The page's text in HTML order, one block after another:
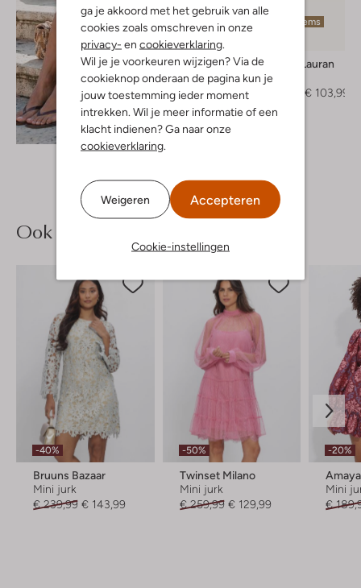
ga je akkoord met het gebruik van alle
cookies zoals omschreven in onze
privacy- en cookieverklaring.
Wil je je voorkeuren wijzigen? Via de
cookieknop onderaan de pagina kun je
jouw toestemming ieder moment
intrekken. Wil je meer informatie of een
klacht indienen? Ga naar onze
cookieverklaring.
Weigeren Accepteren
Cookie-instellingen
Ontdek de look
Laatste items
Stefano Lauran
Muiltjes
€ 103,99
Ook iets voor jou?
-40%
Bruuns Bazaar
Mini jurk
€ 239,99 € 143,99
-50%
Twinset Milano
Mini jurk
€ 259,99 € 129,99
-20%
Mini
€